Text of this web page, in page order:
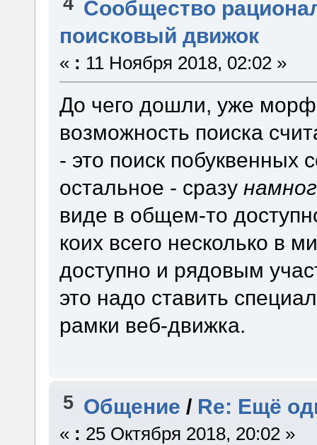
Сообщество
поисковый движок
« : 11 Ноября 2018, 02:02 »
До чего дошли, уже
возможность поиска
- это поиск побуквенных
остальное - сразу
виде в общем-то
коих всего несколько в
доступно и рядовым
это надо ставить
рамки веб-движка.
5 Общение / Re: Ещё
« : 25 Октября 2018, 20:02 »